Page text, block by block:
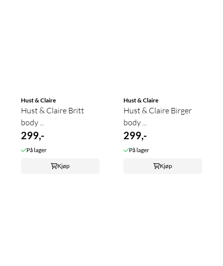
Hust & Claire
Hust & Claire Britt
body ...
299,-
På lager
Kjøp
Hust & Claire
Hust & Claire Birger
body ...
299,-
På lager
Kjøp